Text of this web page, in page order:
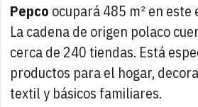
Pepco ocupará 485 m² en este
La cadena de origen polaco
cerca de 240 tiendas. Está
productos para el hogar,
textil y básicos familiares.